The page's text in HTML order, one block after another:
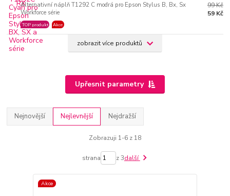
Alternativní náplň T1292 C modrá pro Epson Stylus B, Bx, Sx
Workforce série
TOP produkt Akce
99 Kč
59 Kč
zobrazit více produktů
Upřesnit parametry
Nejnovější Nejlevnější Nejdražší
Zobrazuji 1-6 z 18
strana z 3další
Akce